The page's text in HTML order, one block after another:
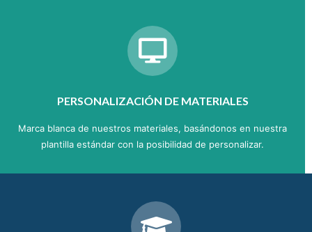
PERSONALIZACIÓN DE MATERIALES
Marca blanca de nuestros materiales, basándonos en nuestra
plantilla estándar con la posibilidad de personalizar.